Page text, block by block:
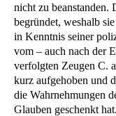
nicht zu beanstanden.
begründet, weshalb
in Kenntnis seiner
vom – auch nach der
verfolgten Zeugen C.
kurz aufgehoben und
die Wahrnehmungen
Glauben geschenkt hat.